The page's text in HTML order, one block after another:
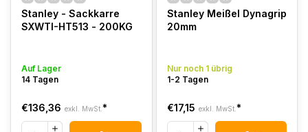
Stanley - Sackkarre
SXWTI-HT513 - 200KG
Auf Lager
14 Tagen
€136,36 exkl. MwSt. *
Stanley Meißel Dynagrip
20mm
Nur noch 1 übrig
1-2 Tagen
€17,15 exkl. MwSt. *